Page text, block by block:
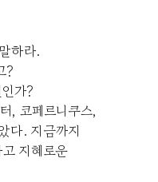
하라.
?
가?
, 코페르니쿠스,
다. 지금까지
지혜로운